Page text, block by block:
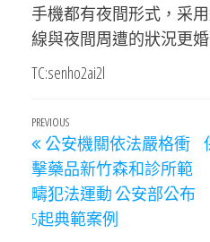
手機都有夜間形式，采
線與夜間周遭的狀況更婚
TC:senho2ai2l
文
章
導
覽
Previous
Post
PREVIOUS
公安機關依法嚴格衝
擊藥品新竹森和診所範
疇犯法運動 公安部公布
5起典範案例